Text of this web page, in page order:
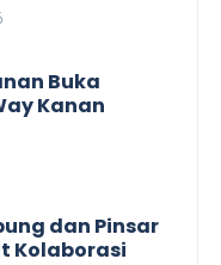
Buka
Kanan
dan Pinsar
Kolaborasi